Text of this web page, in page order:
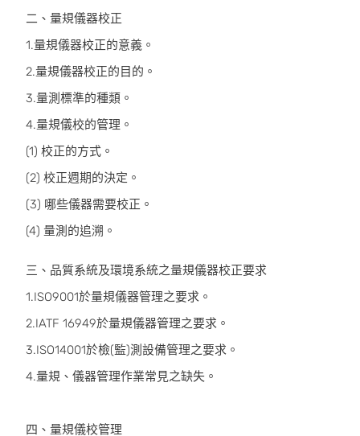
二、量規儀器校正
1.量規儀器校正的意義。
2.量規儀器校正的目的。
3.量測標準的種類。
4.量規儀校的管理。
(1) 校正的方式。
(2) 校正週期的決定。
(3) 哪些儀器需要校正。
(4) 量測的追溯。
三、品質系統及環境系統之量規儀器校正要求
1.ISO9001於量規儀器管理之要求。
2.IATF 16949於量規儀器管理之要求。
3.ISO14001於檢(監)測設備管理之要求。
4.量規、儀器管理作業常見之缺失。
四、量規儀校管理